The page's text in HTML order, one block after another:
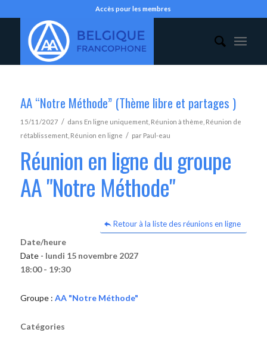
Accès pour les membres
AA “Notre Méthode” (Thème libre et partages )
15/11/2027 / dans En ligne uniquement, Réunion à thème Réunion de
rétablissement, Réunion en ligne / par Paul-eau
Réunion en ligne du groupe
AA "Notre Méthode"
Retour à la liste des réunions en ligne
Date/heure
Date - lundi 15 novembre 2027
18:00 - 19:30
Groupe : AA "Notre Méthode"
Catégories